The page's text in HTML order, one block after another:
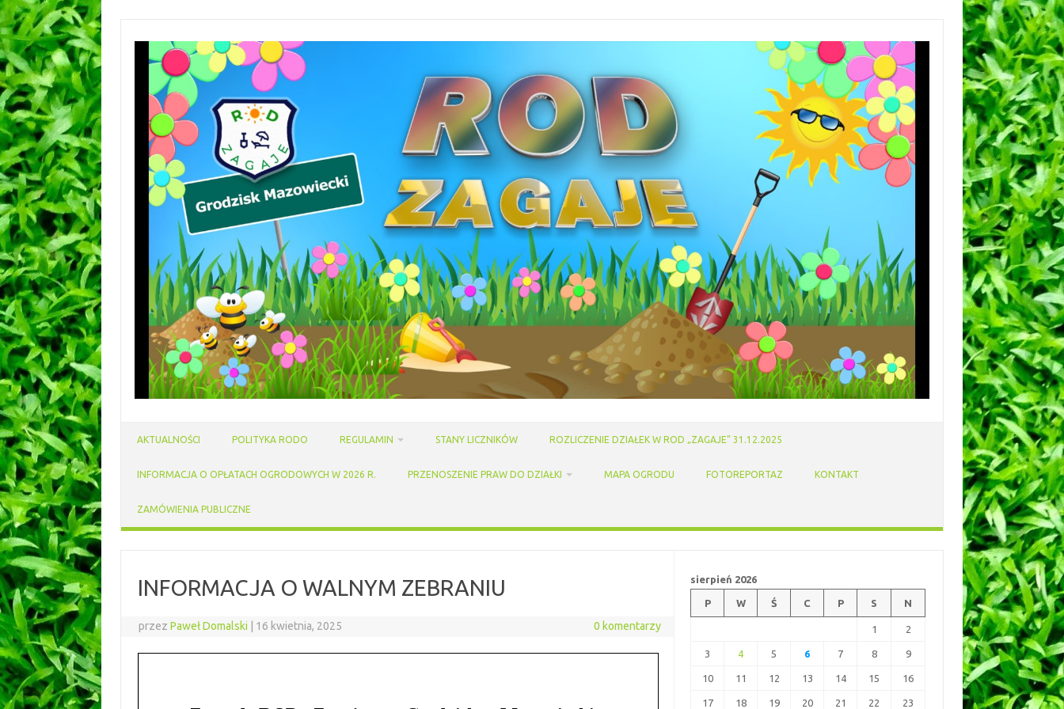
AKTUALNOŚCI POLITYKA RODO REGULAMIN STANY LICZNIKÓW ROZLICZENIE DZIAŁEK W ROD „ZAGAJE” 31.12.2025
INFORMACJA O OPŁATACH OGRODOWYCH W 2026 R. PRZENOSZENIE PRAW DO DZIAŁKI MAPA OGRODU FOTOREPORTAZ KONTAKT
ZAMÓWIENIA PUBLICZNE
INFORMACJA O WALNYM ZEBRANIU
przezPaweł Domalski 16 kwietnia, 2025 0 komentarzy
sierpień 2026
P W Ś C P S N
1 2
3 4 5 6 7 8 9
10 11 12 13 14 15 16
17 18 19 20 21 22 23